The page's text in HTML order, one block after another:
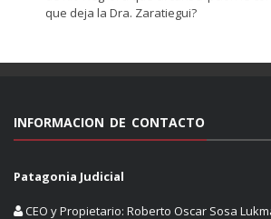
que deja la Dra. Zaratiegui?
INFORMACION DE CONTACTO
Patagonia Judicial
CEO y Propietario: Roberto Oscar Sosa